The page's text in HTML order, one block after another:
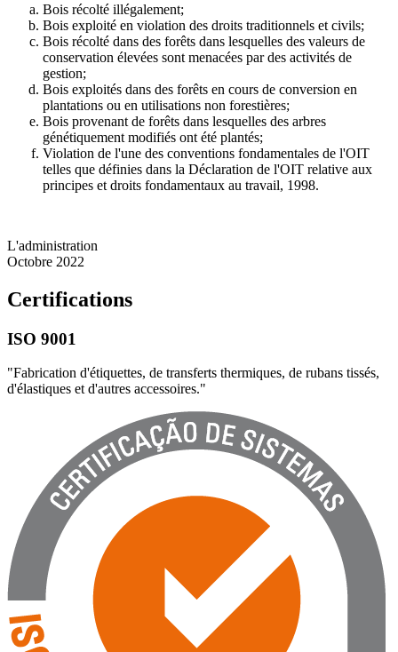
Bois récolté illégalement;
Bois exploité en violation des droits traditionnels et civils;
Bois récolté dans des forêts dans lesquelles des valeurs de
conservation élevées sont menacées par des activités de
gestion;
Bois exploités dans des forêts en cours de conversion en
plantations ou en utilisations non forestières;
Bois provenant de forêts dans lesquelles des arbres
génétiquement modifiés ont été plantés;
Violation de l'une des conventions fondamentales de l'OIT
telles que définies dans la Déclaration de l'OIT relative aux
principes et droits fondamentaux au travail, 1998.
L'administration
Octobre 2022
Certifications
ISO 9001
"Fabrication d'étiquettes, de transferts thermiques, de rubans tissés,
d'élastiques et d'autres accessoires."